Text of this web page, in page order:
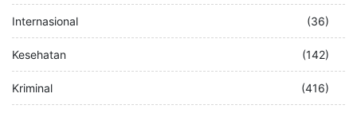
Internasional (36)
Kesehatan (142)
Kriminal (416)